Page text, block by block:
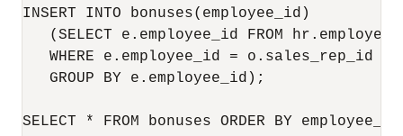
INSERT INTO bonuses(employee_id)
(SELECT e.employee_id FROM
   WHERE e.employee_id = o.sales_rep_id
   GROUP BY e.employee_id);
SELECT * FROM bonuses ORDER BY